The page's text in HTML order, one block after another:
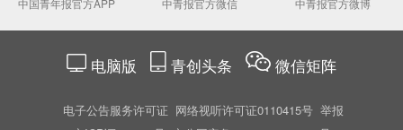
中国青年报官方APP 中青报官方微信 中青报官方微博
电脑版 青创头条 微信矩阵
电子公告服务许可证 网络视听许可证0110415号 举报